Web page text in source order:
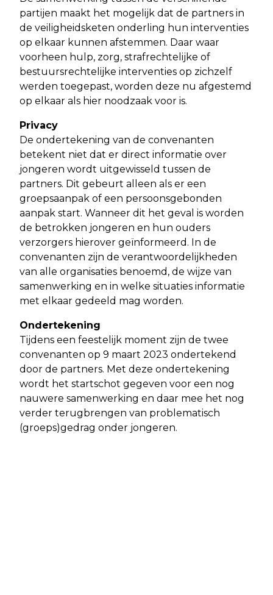
partijen maakt het mogelijk dat de partners in
de veiligheidsketen onderling hun interventies
op elkaar kunnen afstemmen. Daar waar
voorheen hulp, zorg, strafrechtelijke of
bestuursrechtelijke interventies op zichzelf
werden toegepast, worden deze nu afgestemd
op elkaar als hier noodzaak voor is.
Privacy
De ondertekening van de convenanten
betekent niet dat er direct informatie over
jongeren wordt uitgewisseld tussen de
partners. Dit gebeurt alleen als er een
groepsaanpak of een persoonsgebonden
aanpak start. Wanneer dit het geval is worden
de betrokken jongeren en hun ouders
verzorgers hierover geïnformeerd. In de
convenanten zijn de verantwoordelijkheden
van alle organisaties benoemd, de wijze van
samenwerking en in welke situaties informatie
met elkaar gedeeld mag worden.
Ondertekening
Tijdens een feestelijk moment zijn de twee
convenanten op 9 maart 2023 ondertekend
door de partners. Met deze ondertekening
wordt het startschot gegeven voor een nog
nauwere samenwerking en daar mee het nog
verder terugbrengen van problematisch
(groeps)gedrag onder jongeren.